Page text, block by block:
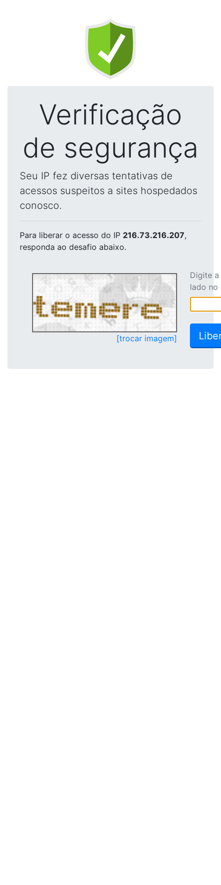
Verificação
de segurança
Seu IP fez diversas tentativas de
acessos suspeitos a sites hospedados
conosco.
Para liberar o acesso do IP 216.73.216.207,
responda ao desafio abaixo.
[trocar imagem]
Digite
lado no